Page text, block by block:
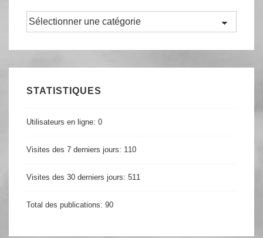
Parcourir
STATISTIQUES
Utilisateurs en ligne: 0
Visites des 7 derniers jours: 110
Visites des 30 derniers jours: 511
Total des publications: 90